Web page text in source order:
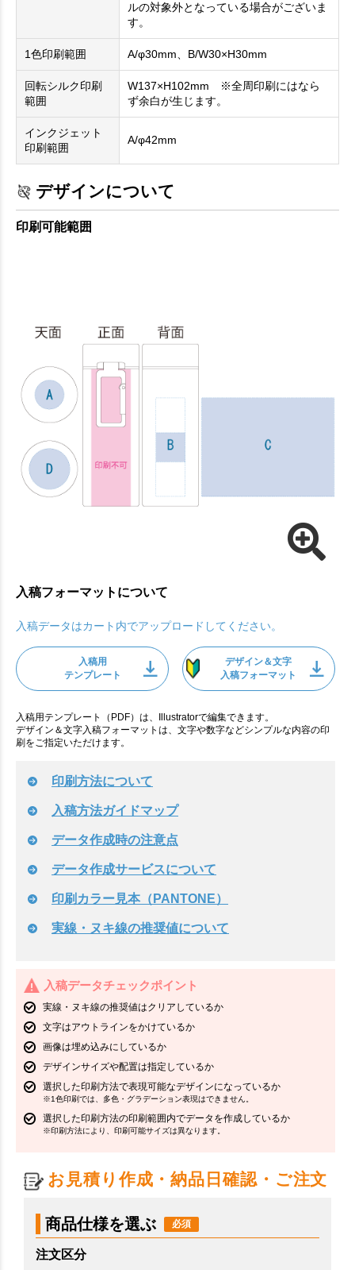
ルの対象外となっている場合がございま
す。
1色印刷範囲 A/φ30mm、B/W30×H30mm
回転シルク印刷
範囲
W137×H102mm ※全周印刷にはなら
ず余白が生じます。
インクジェット
印刷範囲
A/φ42mm
デザインについて
印刷可能範囲
入稿フォーマットについて
入稿データはカート内でアップロードしてください。
入稿用
テンプレート
デザイン＆文字
入稿フォーマット
入稿用テンプレート（PDF）は、Illustratorで編集できます。
デザイン＆文字入稿フォーマットは、文字や数字などシンプルな内容の印
刷をご指定いただけます。
印刷方法について
入稿方法ガイドマップ
データ作成時の注意点
データ作成サービスについて
印刷カラー見本（PANTONE）
実線・ヌキ線の推奨値について
入稿データチェックポイント
実線・ヌキ線の推奨値はクリアしているか
文字はアウトラインをかけているか
画像は埋め込みにしているか
デザインサイズや配置は指定しているか
選択した印刷方法で表現可能なデザインになっているか
※1色印刷では、多色・グラデーション表現はできません。
選択した印刷方法の印刷範囲内でデータを作成しているか
※印刷方法により、印刷可能サイズは異なります。
お見積り作成・納品日確認・ご注文
商品仕様を選ぶ
注文区分